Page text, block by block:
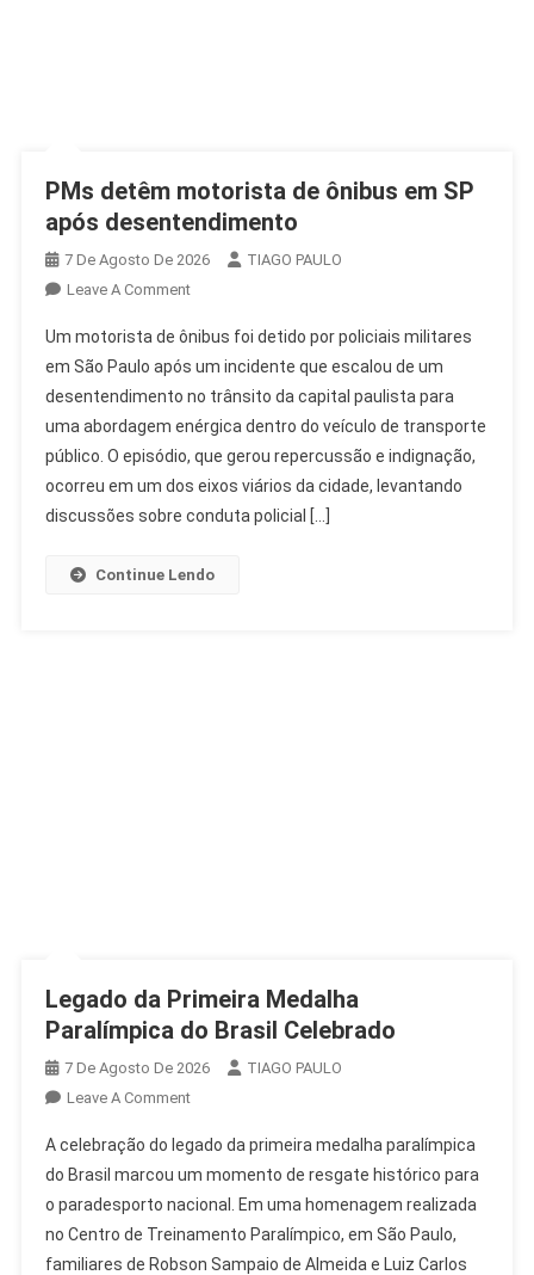
PMs detêm motorista de ônibus em SP
após desentendimento
7 De Agosto De 2026
TIAGO PAULO
Leave A CommentOn
Detêm
Motorista
De
Ônibus
Em
SP
Após
Um motorista de ônibus foi detido por policiais militares
em São Paulo após um incidente que escalou de um
desentendimento no trânsito da capital paulista para
uma abordagem enérgica dentro do veículo de transporte
público. O episódio, que gerou repercussão e indignação,
ocorreu em um dos eixos viários da cidade, levantando
discussões sobre conduta policial […]
Continue Lendo
Legado da Primeira Medalha
Paralímpica do Brasil Celebrado
7 De Agosto De 2026
TIAGO PAULO
Leave A CommentOn
Da
Primeira
Medalha
Paralímpica
Do
A celebração do legado da primeira medalha paralímpica
do Brasil marcou um momento de resgate histórico para
o paradesporto nacional. Em uma homenagem realizada
no Centro de Treinamento Paralímpico, em São Paulo,
familiares de Robson Sampaio de Almeida e Luiz Carlos